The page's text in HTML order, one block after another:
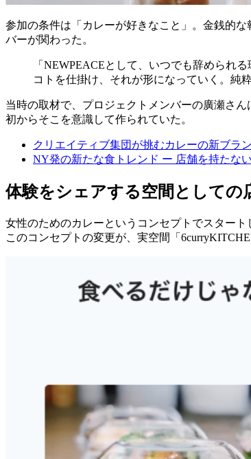
参加の条件は「カレーが好きなこと」。金銭的
バーが関わった。
「NEWPEACEとして、いつでも辞められ
コトを仕掛け、それが形になっていく。純
当時の取材で、プロジェクトメンバーの廣瀬さ
初からそこを意識して作られていた。
クリエイティブ集団が挑むカレーの新ブラ
NY発の新たな食トレンド ー 店舗を持たな
体験をシェアする空間としての
女性のためのカレーというコンセプトでスター
このコンセプトの変更が、実空間「